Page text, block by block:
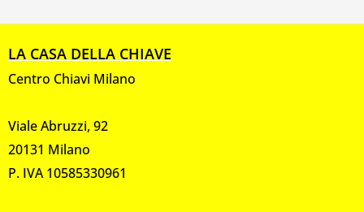
LA CASA DELLA CHIAVE
Centro Chiavi Milano
Viale Abruzzi, 92
20131 Milano
P. IVA 10585330961